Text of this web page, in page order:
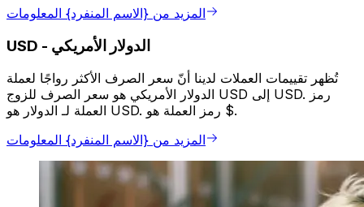
المزيد من {الاسم المنفرد} المعلومات
USD - الدولار الأمريكي
تُظهر تقييمات العملات لدينا أنّ سعر الصرف الأكثر رواجًا لعملة
الدولار الأمريكي هو سعر الصرف للزوج USD إلى USD. رمز
العملة لـ الدولار هو USD. رمز العملة هو $.
المزيد من {الاسم المنفرد} المعلومات